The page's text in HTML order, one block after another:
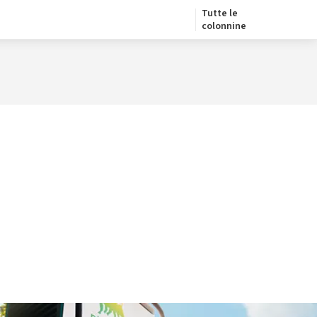
Tutte le
colonnine